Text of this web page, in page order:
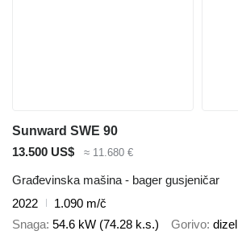
Sunward SWE 90
13.500 US$
≈ 11.680 €
Građevinska mašina - bager gusjeničar
2022
1.090 m/č
Snaga 54.6 kW (74.28 k.s.) Gorivo dizel